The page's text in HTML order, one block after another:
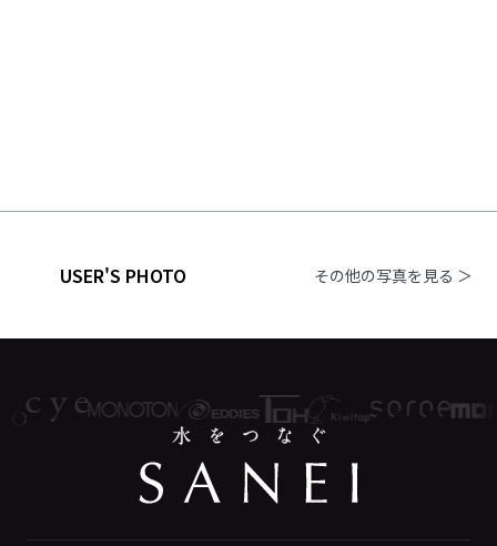
USER'S PHOTO その他の写真を見る ＞